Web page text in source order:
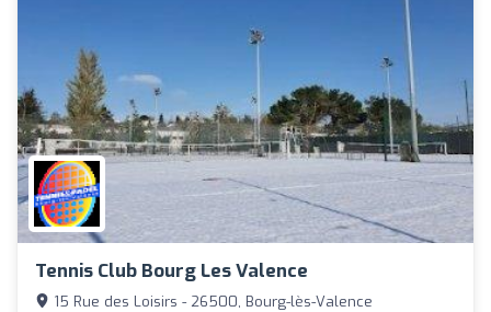
Tennis Club Bourg Les Valence
15 Rue des Loisirs - 26500, Bourg-lès-Valence